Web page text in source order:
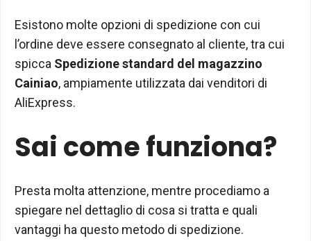
Esistono molte opzioni di spedizione con cui
l’ordine deve essere consegnato al cliente, tra cui
spicca Spedizione standard del magazzino
Cainiao, ampiamente utilizzata dai venditori di
AliExpress.
Sai come funziona?
Presta molta attenzione, mentre procediamo a
spiegare nel dettaglio di cosa si tratta e quali
vantaggi ha questo metodo di spedizione.